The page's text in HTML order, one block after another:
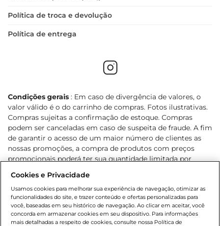
Política de troca e devolução
Política de entrega
Condições gerais : Em caso de divergência de valores, o
valor válido é o do carrinho de compras. Fotos ilustrativas.
Compras sujeitas a confirmação de estoque. Compras
podem ser canceladas em caso de suspeita de fraude. A fim
de garantir o acesso de um maior número de clientes as
nossas promoções, a compra de produtos com preços
promocionais poderá ter sua quantidade limitada por
o e-commerce e válidos durante o dia de hoje, podendo
sofrer alterações sem prévia notificação. Proibida a venda
de bebidas alcoólicas para menores de 18 anos, conforme
Lei n.º 8069/90, art. 81, inciso II (Estatuto da Criança e do
Adolescente). Preços e condições exclusivos para o
Cookies e Privacidade
Usamos cookies para melhorar sua experiência de navegação, otimizar as
funcionalidades do site, e trazer conteúdo e ofertas personalizadas para
você, baseadas em seu histórico de navegação. Ao clicar em aceitar, você
concorda em armazenar cookies em seu dispositivo. Para informações
mais detalhadas a respeito de cookies, consulte nossa Política de